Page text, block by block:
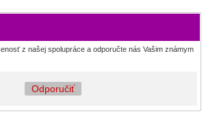
z našej spolupráce a odporučte nás Vašim známym
Odporučiť